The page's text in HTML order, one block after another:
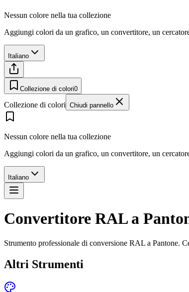
Nessun colore nella tua collezione
Aggiungi colori da un grafico, un convertitore, un
Italiano
Collezione di colori0
Collezione di colori Chiudi pannello
Nessun colore nella tua collezione
Aggiungi colori da un grafico, un convertitore, un
Italiano
Convertitore RAL a
Strumento professionale di conversione RAL a Pantone.
Altri Strumenti